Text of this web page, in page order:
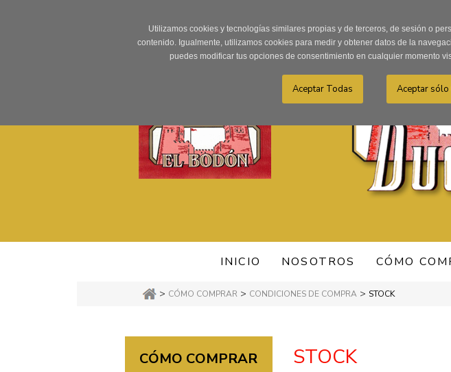
Utilizamos cookies y tecnologías similares propias y de terceros, de sesión o
contenido. Igualmente, utilizamos cookies para medir y obtener datos de la
puedes modificar tus opciones de consentimiento en cualquier momento
INICIO NOSOTROS CÓMO
> CÓMO COMPRAR > CONDICIONES DE COMPRA > STOCK
STOCK
CÓMO COMPRAR